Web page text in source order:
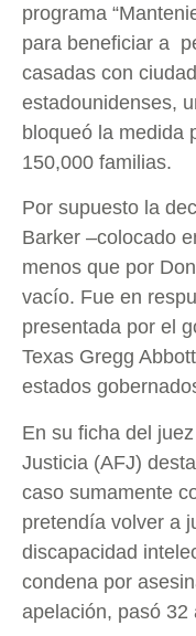
programa
para beneficiar a
casadas con
estadounidenses,
bloqueó la medida
150,000 familias.
Por supuesto la
Barker –colocado
menos que por
vacío. Fue en
presentada por el
Texas Gregg
estados
En su ficha del
Justicia (AFJ)
caso sumamente
pretendía volver a
discapacidad
condena por
apelación, pasó 32